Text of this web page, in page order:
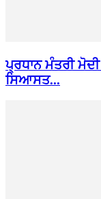
ਪ੍ਰਧਾਨ ਮੰਤਰੀ
ਸਿਆਸਤ...